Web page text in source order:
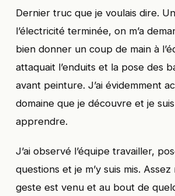
Dernier truc que je voulais dire.
l’électricité terminée, on m’a
bien donner un coup de main à
attaquait l’enduits et la pose des
avant peinture. J’ai évidemment
domaine que je découvre et je
apprendre.
J’ai observé l’équipe travailler,
questions et je m’y suis mis.
geste est venu et au bout de